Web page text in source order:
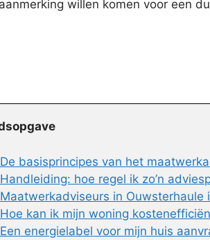
willen komen voor een
De basisprincipes van het
Handleiding: hoe regel ik zo’n
Maatwerkadviseurs in Ouwsterhaule
Hoe kan ik mijn woning
Een energielabel voor mijn huis